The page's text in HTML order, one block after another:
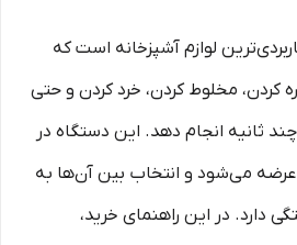
لوازم آشپزخانه است که
کردن، مخلوط کردن، خرد کردن و حتی
ثانیه انجام دهد. این دستگاه در
عرضه می‌شود و انتخاب بین آن‌ها به
دارد. در این راهنمای خرید،